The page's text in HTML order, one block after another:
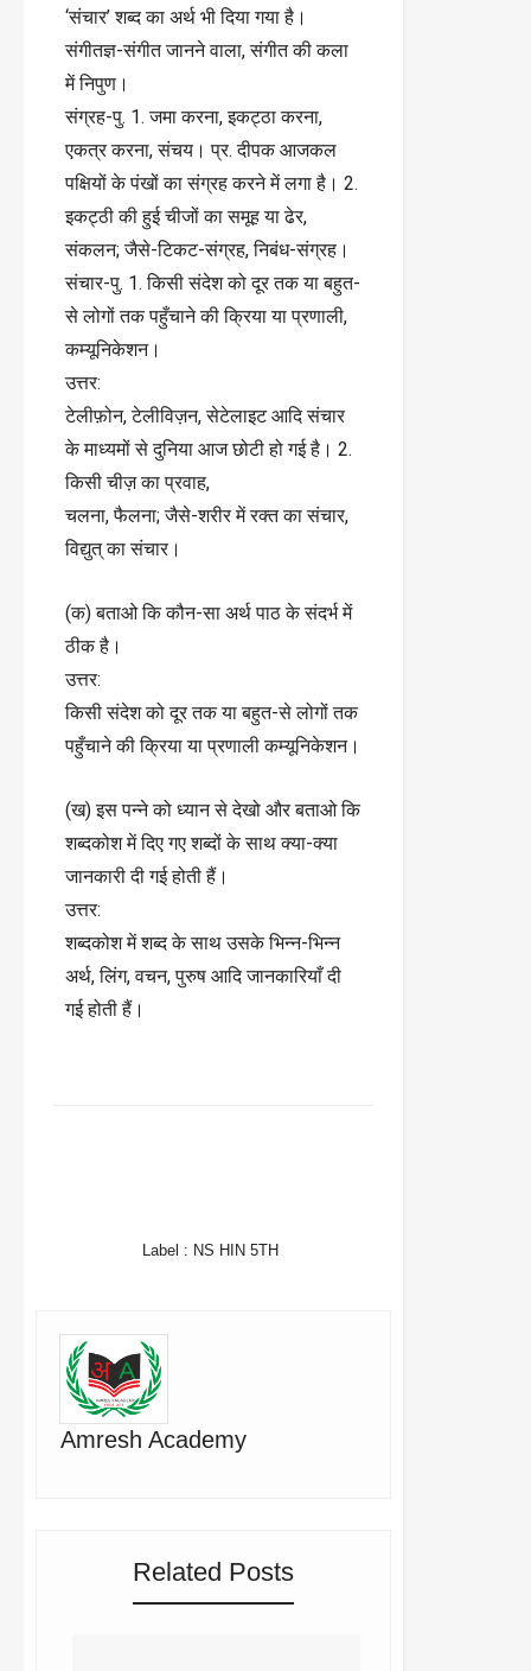
‘संचार’ शब्द का अर्थ भी दिया गया है।
संगीतज्ञ-संगीत जानने वाला, संगीत की कला
में निपुण।
संग्रह-पु. 1. जमा करना, इकट्ठा करना,
एकत्र करना, संचय। प्र. दीपक आजकल
पक्षियों के पंखों का संग्रह करने में लगा है। 2.
इकट्ठी की हुई चीजों का समूह या ढेर,
संकलन; जैसे-टिकट-संग्रह, निबंध-संग्रह।
संचार-पु. 1. किसी संदेश को दूर तक या बहुत-
से लोगों तक पहुँचाने की क्रिया या प्रणाली,
कम्यूनिकेशन।
उत्तर:
टेलीफ़ोन, टेलीविज़न, सेटेलाइट आदि संचार
के माध्यमों से दुनिया आज छोटी हो गई है। 2.
किसी चीज़ का प्रवाह,
चलना, फैलना; जैसे-शरीर में रक्त का संचार,
विद्युत् का संचार।
(क) बताओ कि कौन-सा अर्थ पाठ के संदर्भ में
ठीक है।
उत्तर:
किसी संदेश को दूर तक या बहुत-से लोगों तक
पहुँचाने की क्रिया या प्रणाली कम्यूनिकेशन।
(ख) इस पन्ने को ध्यान से देखो और बताओ कि
शब्दकोश में दिए गए शब्दों के साथ क्या-क्या
जानकारी दी गई होती हैं।
उत्तर:
शब्दकोश में शब्द के साथ उसके भिन्न-भिन्न
अर्थ, लिंग, वचन, पुरुष आदि जानकारियाँ दी
गई होती हैं।
Label : NS HIN 5TH
Amresh Academy
Related Posts